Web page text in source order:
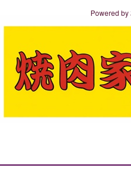
Powered by